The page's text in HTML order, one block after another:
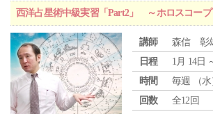
西洋占星術中級実習「Part2」 ～ホロスコー
講師
森信 彰
日程
1月 14日
時間
毎週 （水
回数
全12回